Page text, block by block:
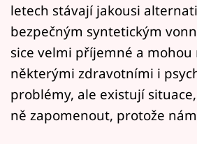
Přihlášení
Sledujte nás
letech stávají jakousi
bezpečným syntetickým
sice velmi příjemné a mohou
některými zdravotními i
problémy, ale existují
ně zapomenout, protože